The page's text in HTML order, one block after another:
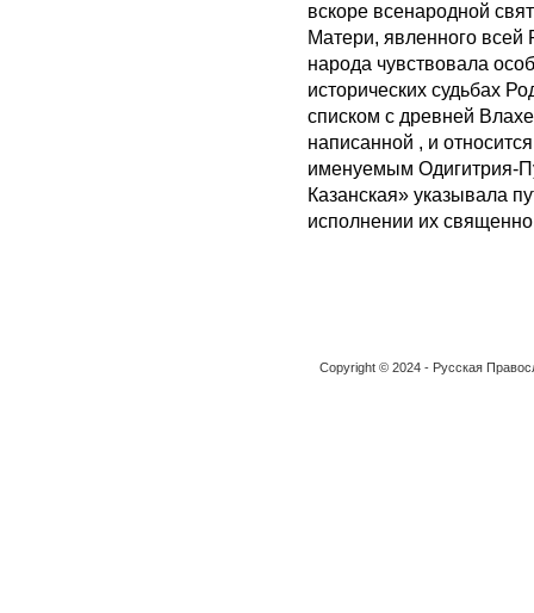
вскоре всенародной
Матери, явленного всей
народа чувствовала
исторических судьбах
списком с древней
написанной , и
именуемым Одигитрия-
Казанская» указывала
исполнении их
Copyright © 2024 - Русская